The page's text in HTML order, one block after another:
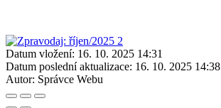
Datum vložení: 16. 10. 2025 14:31
Datum poslední aktualizace: 16. 10. 2025 14:38
Autor: Správce Webu